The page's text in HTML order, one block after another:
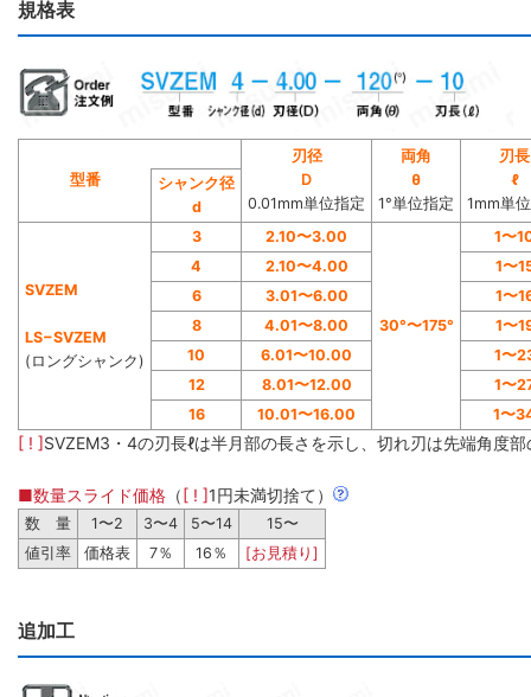
規格表
型番
刃径
Ｄ
0.01mm単位指定
両角
θ
1°単位指定
刃長
ℓ
1mm単
シャンク径
d
SVZEM
LS−SVZEM
(ロングシャンク)
3 2.10〜3.00
30°〜175°
1〜
4
2.10〜4.00
1〜
6
3.01〜6.00
1〜
8
4.01〜8.00
1〜
10
6.01〜10.00
1〜
12
8.01〜12.00
1〜
16
10.01〜16.00 1〜
[ ! ]SVZEM3・4の刃長ℓは半月部の長さを示し、切れ刃は先端角度
■数量スライド価格 （[ ! ]1円未満切捨て）
数 量 1〜2 3〜4 5〜14
15〜
値引率
価格表 7％ 16％ [お見積り]
追加工